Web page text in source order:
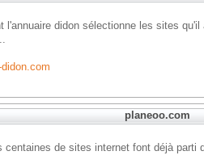
l'annuaire didon sélectionne les sites
planeoo.com
centaines de sites internet font déjà parti